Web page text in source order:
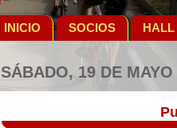
INICIO SOCIOS HALL
SÁBADO, 19 DE MAYO